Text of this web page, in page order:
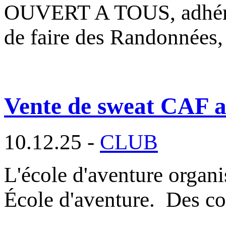
OUVERT A TOUS,
de faire des
Vente de sweat CAF
10.12.25 - CLUB
L'école d'aventure
École d'aventure. Des